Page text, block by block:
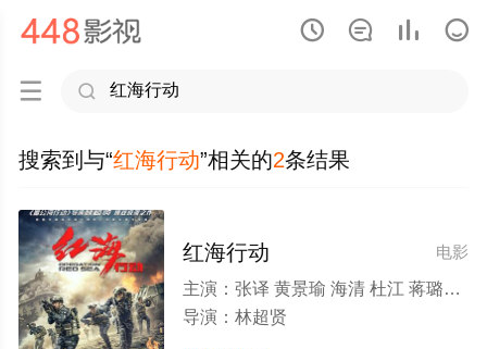
   
 
搜索到与“红海行动”相关的2条结果
电影
红海行动
主演： 张译 黄景瑜 海清 杜江 蒋璐霞 尹昉 王强 郭家豪 王雨甜 麦亨利 张涵予 王彦霖
导演： 林超贤